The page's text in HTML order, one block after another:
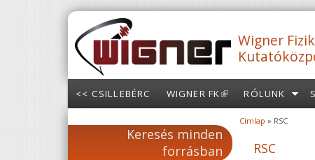
Ugrás a tartalomra
Wigner
<< CSILLEBÉRC WIGNER FK(LINK IS
EXTERNAL)
RÓLUNK
Keresés minden
forrásban
Jelenlegi hely
Címlap » RSC
RSC